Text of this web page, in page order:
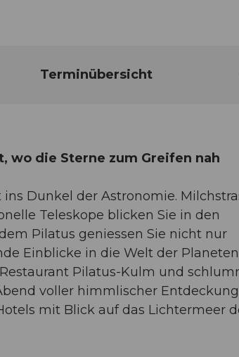
Terminübersicht
wo die Sterne zum Greifen nah
Dunkel der Astronomie.
Teleskope blicken Sie in den
Pilatus geniessen Sie nicht nur
Einblicke in die Welt der
Pilatus-Kulm und
voller himmlischer
mit Blick auf das Lichtermeer